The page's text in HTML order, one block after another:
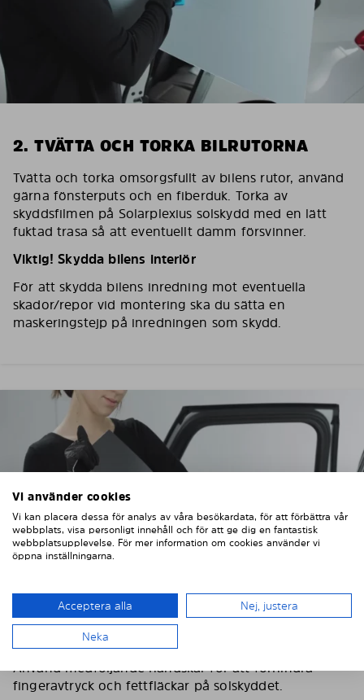
2. TVÄTTA OCH TORKA BILRUTORNA
Tvätta och torka omsorgsfullt av bilens rutor, använd
gärna fönsterputs och en fiberduk. Torka av
skyddsfilmen på Solarplexius solskydd med en lätt
fuktad trasa så att eventuellt damm försvinner.
Viktig! Skydda bilens interiör
För att skydda bilens inredning mot eventuella
skador/repor vid montering ska du sätta en
maskeringstejp på inredningen som skydd.
3. TA BORT SKYDDSFILMEN
Använd medföljande handskar för att förhindra
fingeravtryck och fettfläckar på solskyddet.
Vi använder cookies
Vi kan placera dessa för analys av våra besökardata, för att förbättra vår
webbplats, visa personligt innehåll och för att ge dig en fantastisk
webbplatsupplevelse. För mer information om cookies använder vi
öppna inställningarna.
Acceptera alla Nej, justera
Neka